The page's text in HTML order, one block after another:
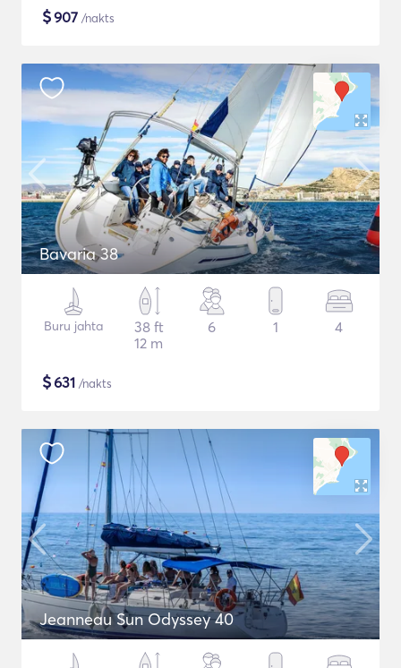
$907 /nakts
Bavaria 38
Buru jahta
38 ft
12 m
6 1 4
$631 /nakts
Jeanneau Sun Odyssey 40